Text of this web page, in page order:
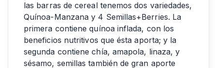
las barras de cereal tenemos dos variedades,
Quínoa-Manzana y 4 Semillas+Berries. La
primera contiene quínoa inflada, con los
beneficios nutritivos que ésta aporta; y la
segunda contiene chía, amapola, linaza, y
sésamo, semillas también de gran aporte